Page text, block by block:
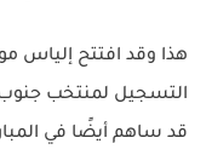
هذا وقد افتتح إلياس
قد ساهم أيضًا في